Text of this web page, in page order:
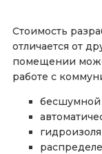
Стоимость
отличается от
помещении
работе с
бесшумной